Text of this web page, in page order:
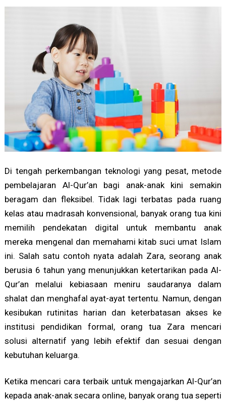
Di tengah perkembangan teknologi yang pesat, metode
pembelajaran Al-Qur’an bagi anak-anak kini semakin
beragam dan fleksibel. Tidak lagi terbatas pada ruang
kelas atau madrasah konvensional, banyak orang tua kini
memilih pendekatan digital untuk membantu anak
mereka mengenal dan memahami kitab suci umat Islam
ini. Salah satu contoh nyata adalah Zara, seorang anak
berusia 6 tahun yang menunjukkan ketertarikan pada Al-
Qur’an melalui kebiasaan meniru saudaranya dalam
shalat dan menghafal ayat-ayat tertentu. Namun, dengan
kesibukan rutinitas harian dan keterbatasan akses ke
institusi pendidikan formal, orang tua Zara mencari
solusi alternatif yang lebih efektif dan sesuai dengan
kebutuhan keluarga.
Ketika mencari cara terbaik untuk mengajarkan Al-Qur’an
kepada anak-anak secara online, banyak orang tua seperti